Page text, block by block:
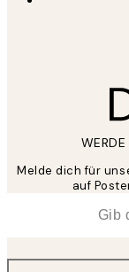
WERDE
Melde dich für
auf